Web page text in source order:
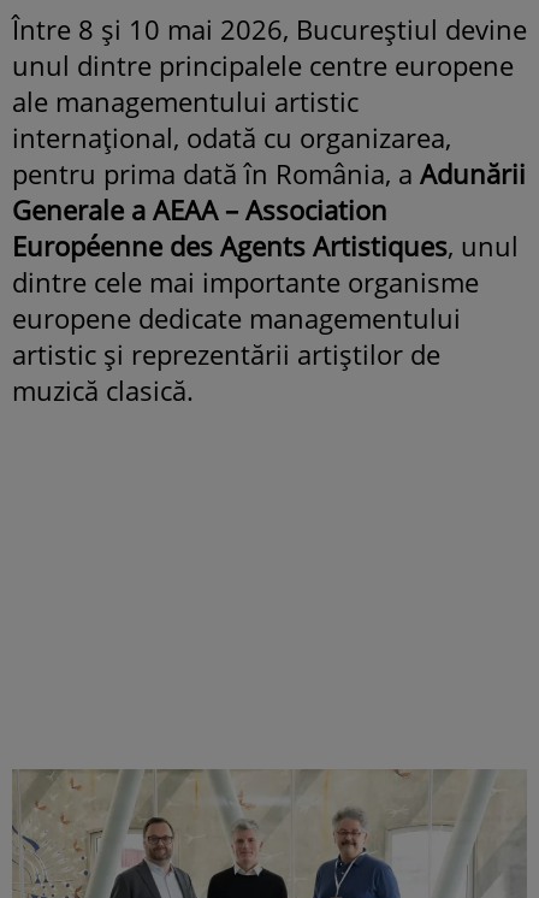
Între 8 și 10 mai 2026, Bucureștiul devine
unul dintre principalele centre europene
ale managementului artistic
internațional, odată cu organizarea,
pentru prima dată în România, a Adunării
Generale a AEAA – Association
Européenne des Agents Artistiques, unul
dintre cele mai importante organisme
europene dedicate managementului
artistic și reprezentării artiștilor de
muzică clasică.